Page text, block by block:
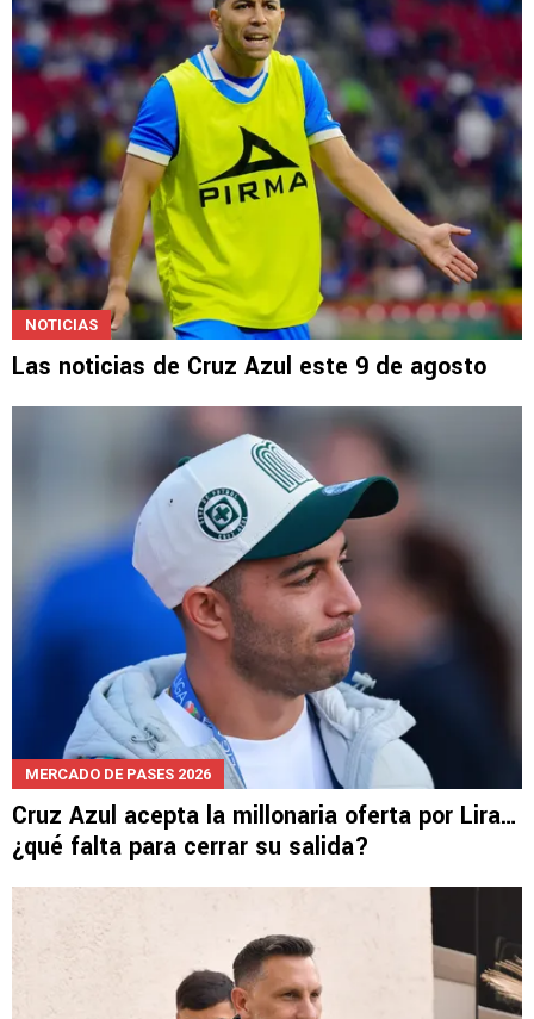
NOTICIAS
Las noticias de Cruz Azul este 9 de agosto
MERCADO DE PASES 2026
Cruz Azul acepta la millonaria oferta por Lira…
¿qué falta para cerrar su salida?